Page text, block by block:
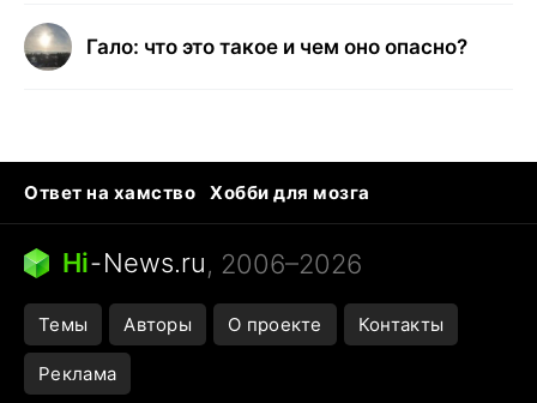
Гало: что это такое и чем оно опасно?
Ответ на хамство
Хобби для мозга
Бензин 100 и 95
Тунцы в океанариуме
Следующая пандемия
Hi-News.ru, 2006–2026
Темы Авторы О проекте Контакты
Реклама